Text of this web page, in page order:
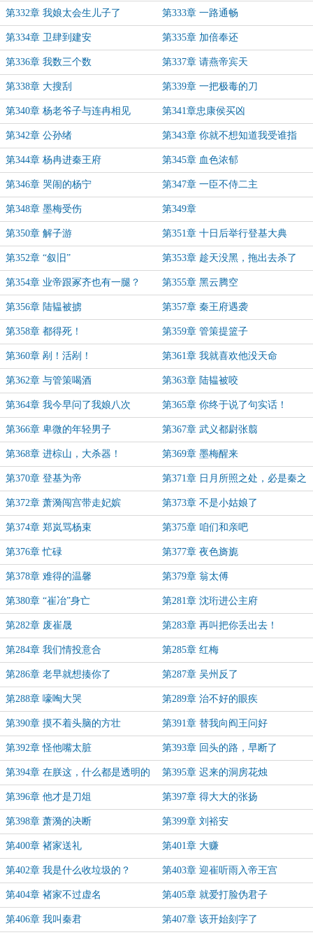
第332章 我娘太会生儿子了 第333章 一路通畅
第334章 卫肆到建安 第335章 加倍奉还
第336章 我数三个数 第337章 请燕帝宾天
第338章 大搜刮 第339章 一把极毒的刀
第340章 杨老爷子与连冉相见 第341章忠康侯买凶
第342章 公孙绪 第343章 你就不想知道我受谁指
使？
第344章 杨冉进秦王府 第345章 血色浓郁
第346章 哭闹的杨宁 第347章 一臣不侍二主
第348章 墨梅受伤 第349章
第350章 解子游 第351章 十日后举行登基大典
第352章 “叙旧” 第353章 趁天没黑，拖出去杀了
第354章 业帝跟冢齐也有一腿？ 第355章 黑云腾空
第356章 陆韫被掳 第357章 秦王府遇袭
第358章 都得死！ 第359章 管策提篮子
第360章 剐！活剐！ 第361章 我就喜欢他没天命
第362章 与管策喝酒 第363章 陆韫被咬
第364章 我今早问了我娘八次 第365章 你终于说了句实话！
第366章 卑微的年轻男子 第367章 武义都尉张翦
第368章 进棕山，大杀器！ 第369章 墨梅醒来
第370章 登基为帝 第371章 日月所照之处，必是秦之
疆土！
第372章 萧漪闯宫带走妃嫔 第373章 不是小姑娘了
第374章 郑岚骂杨束 第375章 咱们和亲吧
第376章 忙碌 第377章 夜色旖旎
第378章 难得的温馨 第379章 翁太傅
第380章 “崔冶”身亡 第281章 沈珩进公主府
第282章 废崔晟 第283章 再叫把你丢出去！
第284章 我们情投意合 第285章 红梅
第286章 老早就想揍你了 第287章 吴州反了
第288章 嚎啕大哭 第289章 治不好的眼疾
第390章 摸不着头脑的方壮 第391章 替我向阎王问好
第392章 怪他嘴太脏 第393章 回头的路，早断了
第394章 在朕这，什么都是透明的 第395章 迟来的洞房花烛
第396章 他才是刀俎 第397章 得大大的张扬
第398章 萧漪的决断 第399章 刘裕安
第400章 褚家送礼 第401章 大赚
第402章 我是什么收垃圾的？ 第403章 迎崔听雨入帝王宫
第404章 褚家不过虚名 第405章 就爱打脸伪君子
第406章 我叫秦君 第407章 该开始刻字了